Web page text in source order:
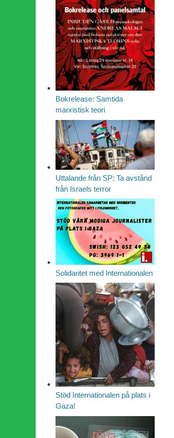
Bokrelease: Samtida
marxistisk teori
Uttalande från SP: Ta avstånd
från Israels terror
Solidaritet med Internationalen
Stöd Internationalen på plats i
Gaza!